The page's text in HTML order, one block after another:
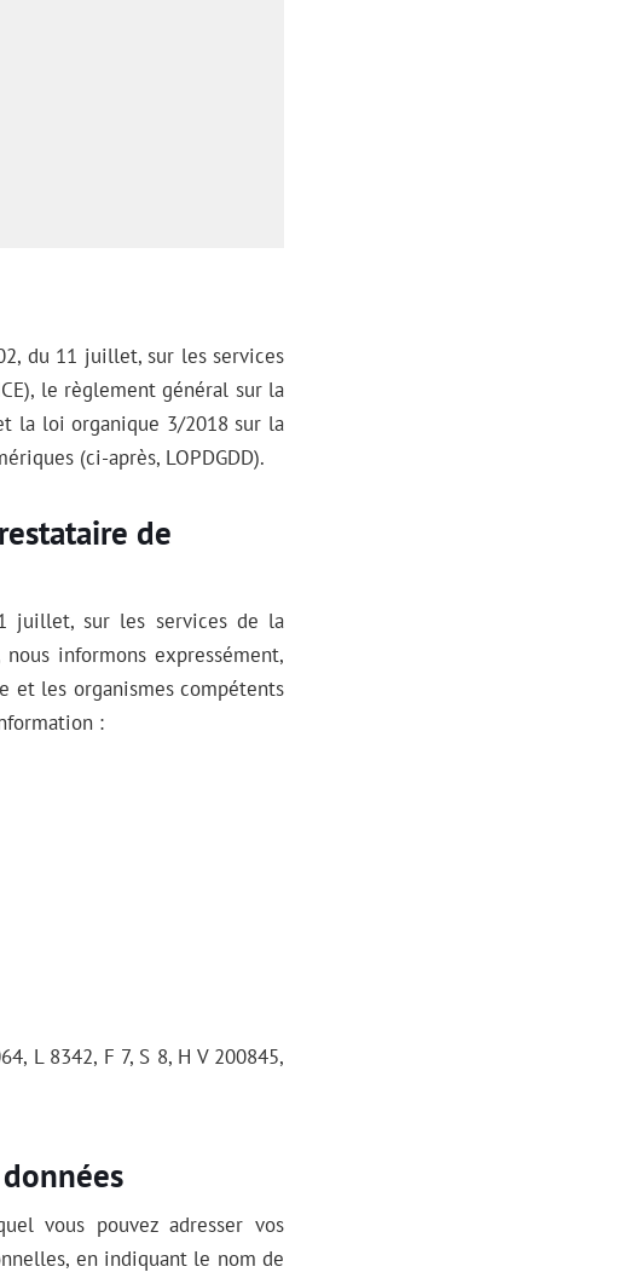
du 11 juillet, sur les services
le règlement général sur la
la loi organique 3/2018 sur la
(ci-après, LOPDGDD).
de
juillet, sur les services de la
informons expressément,
et les organismes compétents
:
L 8342, F 7, S 8, H V 200845,
vous pouvez adresser vos
en indiquant le nom de